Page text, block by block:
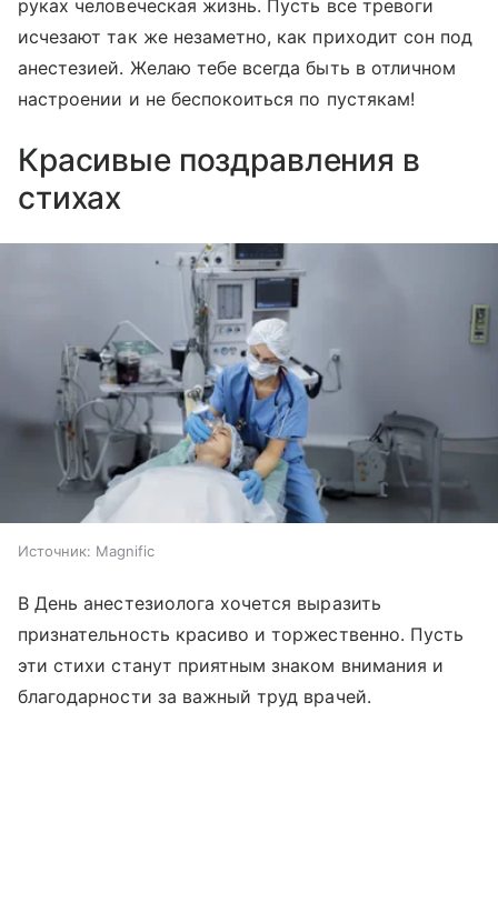
руках человеческая жизнь. Пусть все тревоги
исчезают так же незаметно, как приходит сон под
анестезией. Желаю тебе всегда быть в отличном
настроении и не беспокоиться по пустякам!
Красивые поздравления в
стихах
Источник: Magnific
В День анестезиолога хочется выразить
признательность красиво и торжественно. Пусть
эти стихи станут приятным знаком внимания и
благодарности за важный труд врачей.